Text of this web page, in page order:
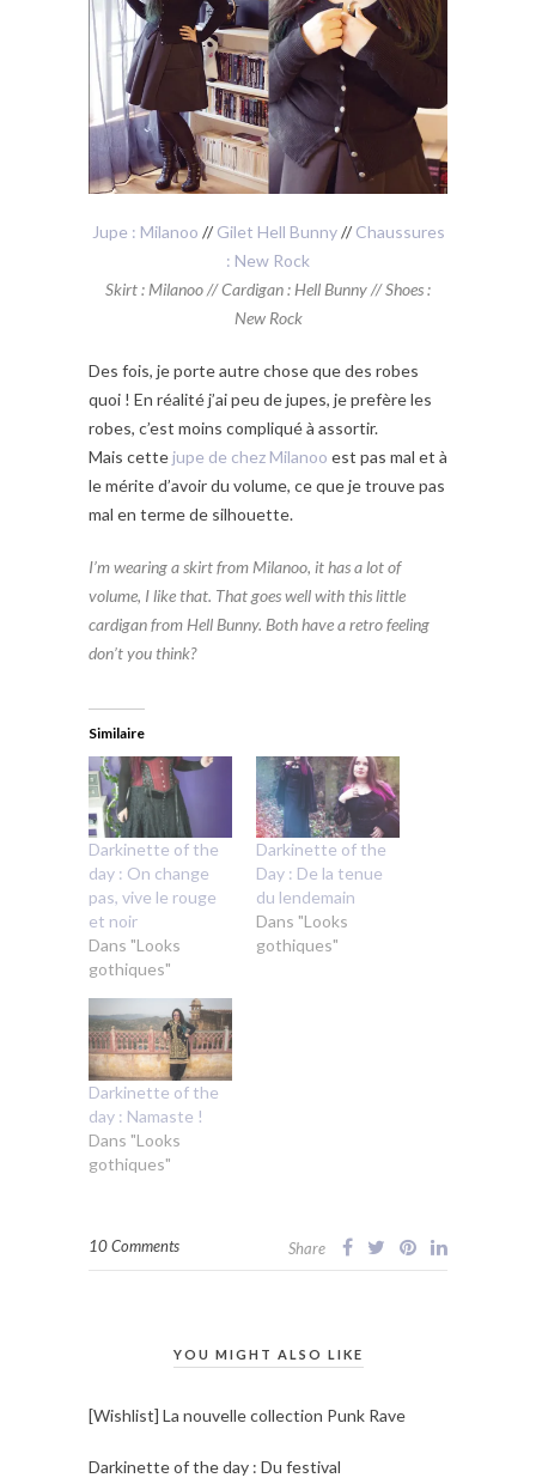
Jupe : Milanoo // Gilet Hell Bunny// Chaussures
: New Rock
Skirt : Milanoo//Cardigan : Hell Bunny//Shoes :
New Rock
Des fois, je porte autre chose que des robes
quoi ! En réalité j’ai peu de jupes, je prefère les
robes, c’est moins compliqué à assortir.
Mais cette jupe de chez Milanoo est pas mal et à
le mérite d’avoir du volume, ce que je trouve pas
mal en terme de silhouette.
I’m wearinga skirt from Milanoo, it has a lot of
volume, I like that. That goes well with this little
cardigan from Hell Bunny. Both have a retro feeling
don’t you think?
Similaire
Darkinette of the
day : On change
pas, vive le rouge
et noir
Dans "Looks
gothiques"
Darkinette of the
Day : De la tenue
du lendemain
Dans "Looks
gothiques"
Darkinette of the
day : Namaste !
Dans "Looks
gothiques"
10 Comments Share
YOU MIGHT ALSO LIKE
[Wishlist] La nouvelle collection Punk Rave
Darkinette of the day : Du festival